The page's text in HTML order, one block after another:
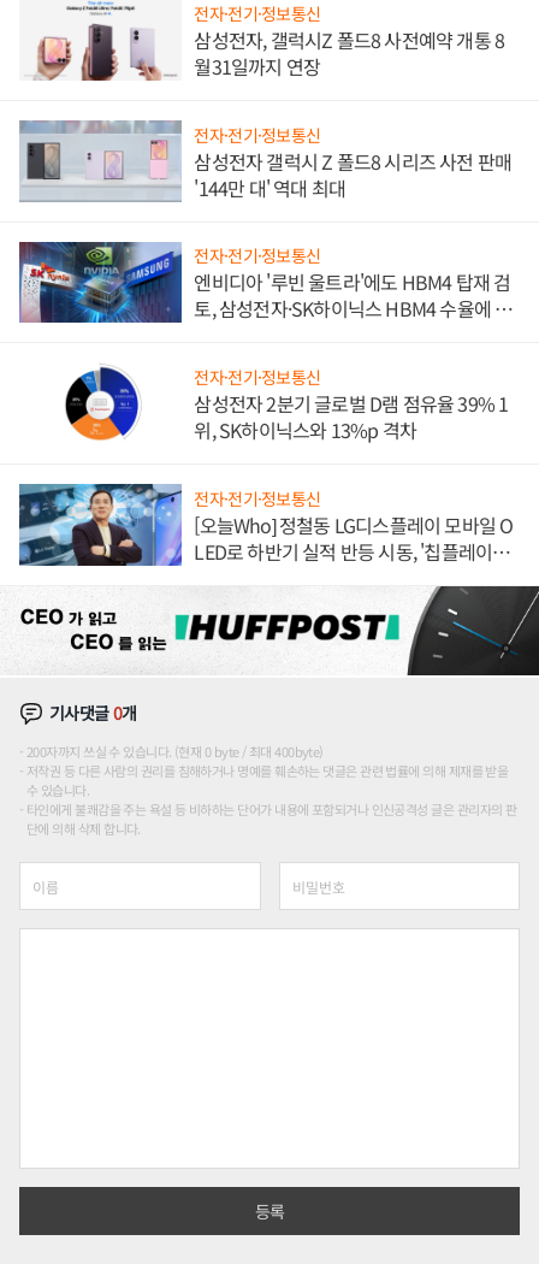
전자·전기·정보통신
삼성전자, 갤럭시Z 폴드8 사전예약 개통 8
월31일까지 연장
전자·전기·정보통신
삼성전자 갤럭시 Z 폴드8 시리즈 사전 판매
'144만 대' 역대 최대
전자·전기·정보통신
엔비디아 '루빈 울트라'에도 HBM4 탑재 검
토, 삼성전자·SK하이닉스 HBM4 수율에 주
전자·전기·정보통신
삼성전자 2분기 글로벌 D램 점유율 39% 1
위, SK하이닉스와 13%p 격차
전자·전기·정보통신
[오늘Who] 정철동 LG디스플레이 모바일 O
LED로 하반기 실적 반등 시동, '칩플레이
기사댓글0개
200자까지 쓰실 수 있습니다. (현재 0 byte / 최대 400byte)
저작권 등 다른 사람의 권리를 침해하거나 명예를 훼손하는 댓글은 관련 법률에 의해 제재를 받을
수 있습니다.
타인에게 불쾌감을 주는 욕설 등 비하하는 단어가 내용에 포함되거나 인신공격성 글은 관리자의 판
단에 의해 삭제 합니다.